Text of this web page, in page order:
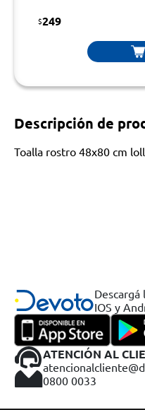
$249
Descripción de
Toalla rostro 48x80 cm
Descargá
IOS y
ATENCIÓN AL
0800 0033